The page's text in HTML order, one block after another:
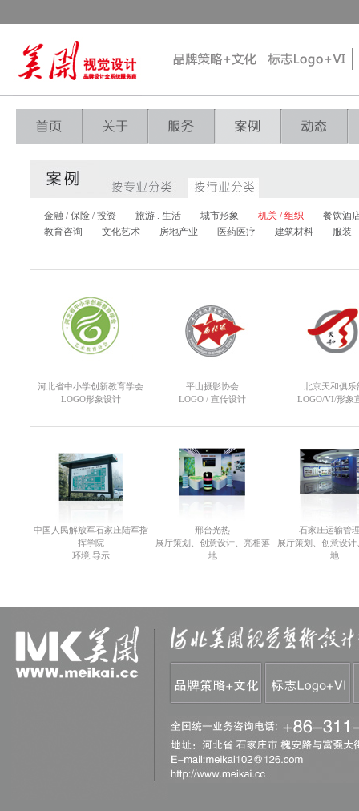
金融 / 保险 / 投资 旅游 . 生活 城市形象 机关 / 组织
餐饮酒
教育咨询
文化艺术 房地产业 医药医疗 建筑材料 服装
河北省中小学创新教育学会
LOGO形象设计
平山摄影协会
LOGO / 宣传设计
北京天和俱乐
LOGO/VI/形象
中国人民解放军石家庄陆军指
挥学院
环境.导示
邢台光热
展厅策划、创意设计、亮相落
地
石家庄运输管
展厅策划、创意设计
地